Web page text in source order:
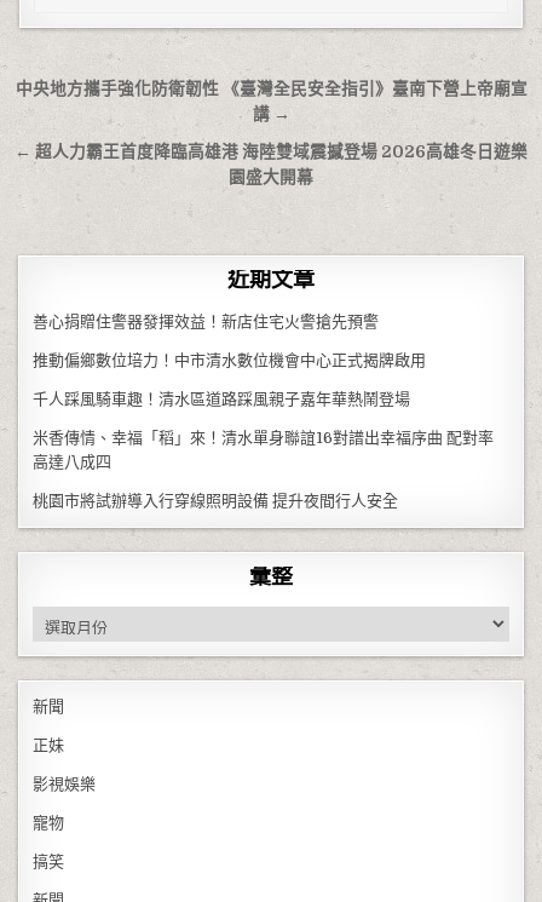
文章導覽
中央地方攜手強化防衛韌性 《臺灣全民安全指引》臺南下營上帝廟宣
講 →
← 超人力霸王首度降臨高雄港 海陸雙域震撼登場 2026高雄冬日遊樂
園盛大開幕
近期文章
善心捐贈住警器發揮效益！新店住宅火警搶先預警
推動偏鄉數位培力！中市清水數位機會中心正式揭牌啟用
千人踩風騎車趣！清水區道路踩風親子嘉年華熱鬧登場
米香傳情、幸福「稻」來！清水單身聯誼16對譜出幸福序曲 配對率
高達八成四
桃園市將試辦導入行穿線照明設備 提升夜間行人安全
彙整
彙整
新聞
正妹
影視娛樂
寵物
搞笑